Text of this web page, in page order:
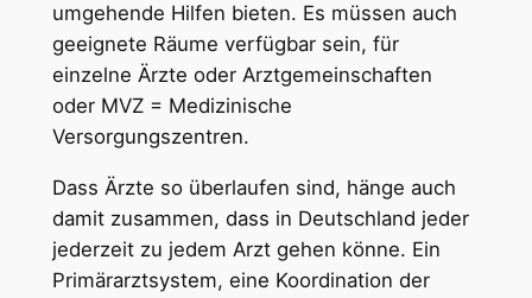
umgehende Hilfen bieten. Es müssen auch
geeignete Räume verfügbar sein, für
einzelne Ärzte oder Arztgemeinschaften
oder MVZ = Medizinische
Versorgungszentren.
Dass Ärzte so überlaufen sind, hänge auch
damit zusammen, dass in Deutschland jeder
jederzeit zu jedem Arzt gehen könne. Ein
Primärarztsystem, eine Koordination der